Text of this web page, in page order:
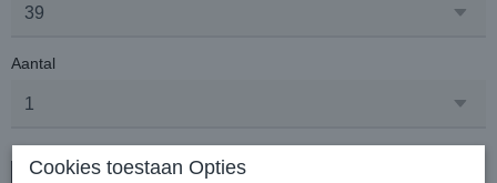
Aantal
Cookies toestaan Opties